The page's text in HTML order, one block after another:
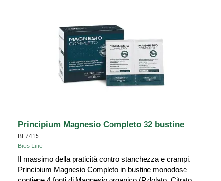
Principium Magnesio Completo 32 bustine
BL7415
Bios Line
Il massimo della praticità contro stanchezza e crampi.
Principium Magnesio Completo in bustine monodose